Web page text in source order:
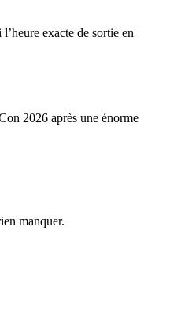
exacte de sortie en
2026 après une énorme
manquer.